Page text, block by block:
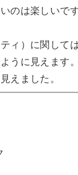
のは楽しいです
ィ）に関して
うに見えます
えました。